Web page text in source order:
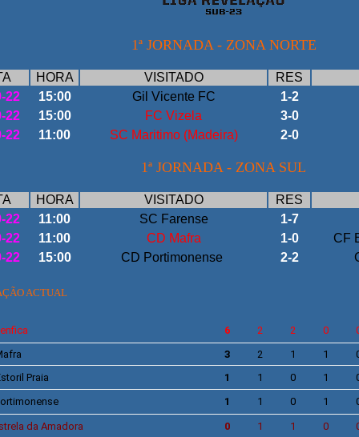
1ª JORNADA - ZONA NORTE
HORA VISITADO RES
22
15:00 Gil Vicente FC 1-2
22
15:00 FC Vizela 3-0
22
11:00 SC Maritimo (Madeira) 2-0
1ª JORNADA - ZONA SUL
HORA VISITADO RES
22
11:00 SC Farense 1-7
22
11:00 CD Mafra 1-0
CF
22
15:00 CD Portimonense 2-2
ACTUAL
6 2 2 0
3 2 1 1
Praia
1 1 0 1
1 1 0 1
da Amadora 0 1 1 0